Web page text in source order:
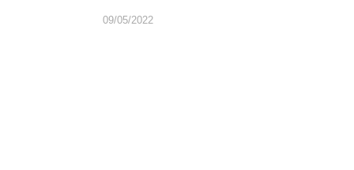
09/05/2022